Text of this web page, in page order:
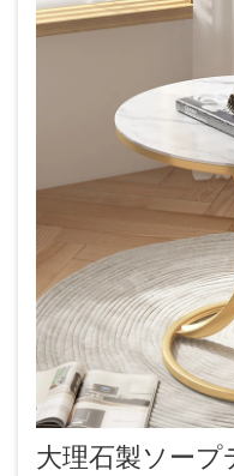
大理石製ソー